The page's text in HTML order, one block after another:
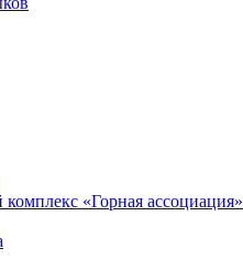
«Горная ассоциация»